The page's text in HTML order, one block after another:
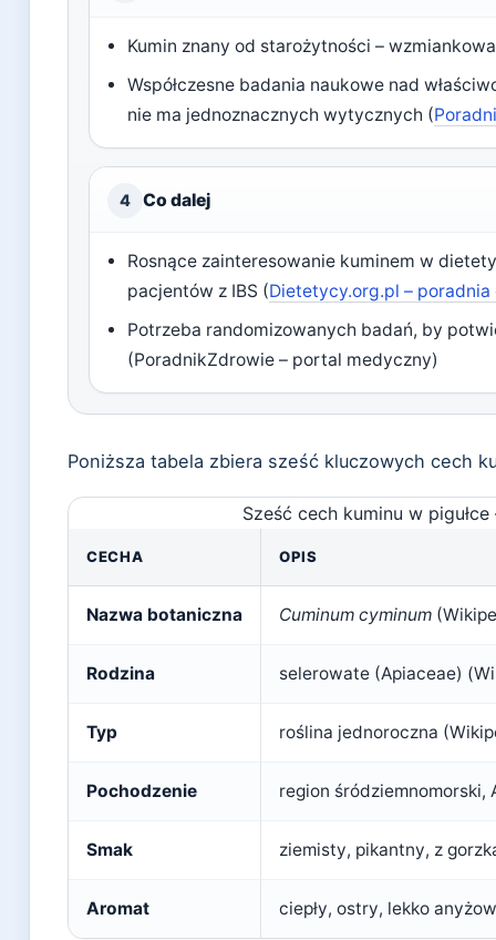
Kumin znany od starożytności –
Współczesne badania naukowe nad
nie ma jednoznacznych wytycznych (
4 Co dalej
Rosnące zainteresowanie kuminem w
pacjentów z IBS (Dietetycy.org.pl –
Potrzeba randomizowanych badań, by
(PoradnikZdrowie – portal medyczny)
Poniższa tabela zbiera sześć kluczowych cech
Sześć cech kuminu w
CECHA OPIS
Nazwa botaniczna Cuminum cyminum
Rodzina selerowate (Apiaceae)
Typ roślina jednoroczna
Pochodzenie region
Smak ziemisty, pikantny, z
Aromat ciepły, ostry, lekko